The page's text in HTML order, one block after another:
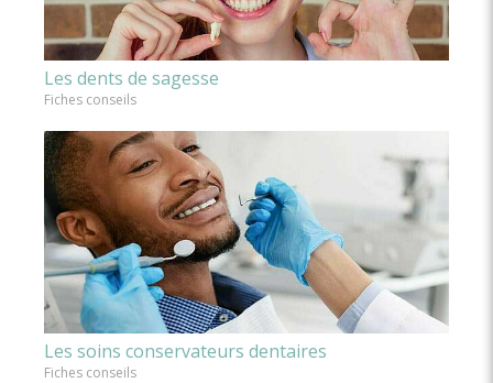
Les dents de sagesse
Fiches conseils
Les soins conservateurs dentaires
Fiches conseils